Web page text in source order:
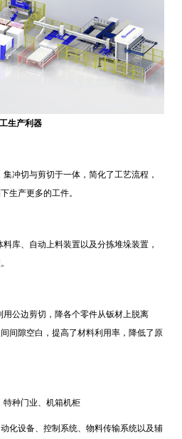
生产利器
切与剪切于一体，简化了工艺流程，
生产更多的工件。
、自动上料装置以及分拣堆垛装置，
公边剪切，降各个零件从钣材上脱离
间隙空白，提高了材料利用率，降低了原
种门业、机箱机柜
化设备、控制系统、物料传输系统以及辅